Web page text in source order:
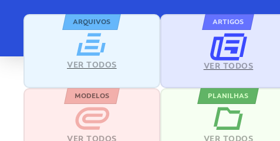
ARQUIVOS
VER TODOS
ARTIGOS
VER TODOS
MODELOS
VER TODOS
PLANILHAS
VER TODOS